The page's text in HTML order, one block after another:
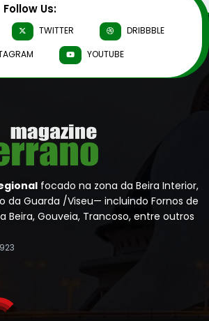
Follow Us:
TWITTER
DRIBBBLE
YOUTUBE
focado na zona da Beira Interior,
da Guarda /Viseu— incluindo Fornos de
Beira, Gouveia, Trancoso, entre outros